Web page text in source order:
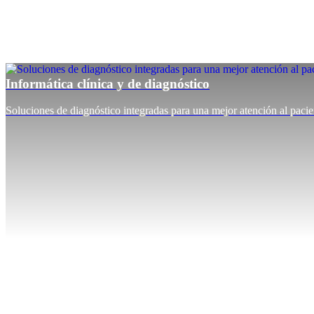
Informática clínica y de diagnóstico
Soluciones de diagnóstico integradas para una mejor atención al